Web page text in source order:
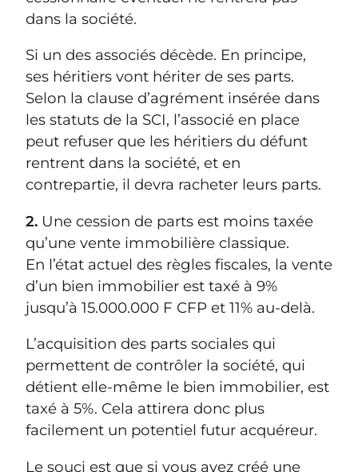
dans la société.
Si un des associés décède. En principe,
ses héritiers vont hériter de ses parts.
Selon la clause d’agrément insérée dans
les statuts de la SCI, l’associé en place
peut refuser que les héritiers du défunt
rentrent dans la société, et en
contrepartie, il devra racheter leurs parts.
2. Une cession de parts est moins taxée
qu’une vente immobilière classique.
En l’état actuel des règles fiscales, la vente
d’un bien immobilier est taxé à 9%
jusqu’à 15.000.000 F CFP et 11% au-delà.
L’acquisition des parts sociales qui
permettent de contrôler la société, qui
détient elle-même le bien immobilier, est
taxé à 5%. Cela attirera donc plus
facilement un potentiel futur acquéreur.
Le souci est que si vous avez créé une